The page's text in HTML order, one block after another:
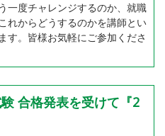
一度チャレンジするのか、就職
れからどうするのかを講師とい
す。皆様お気軽にご参加くださ
合格発表を受けて『2